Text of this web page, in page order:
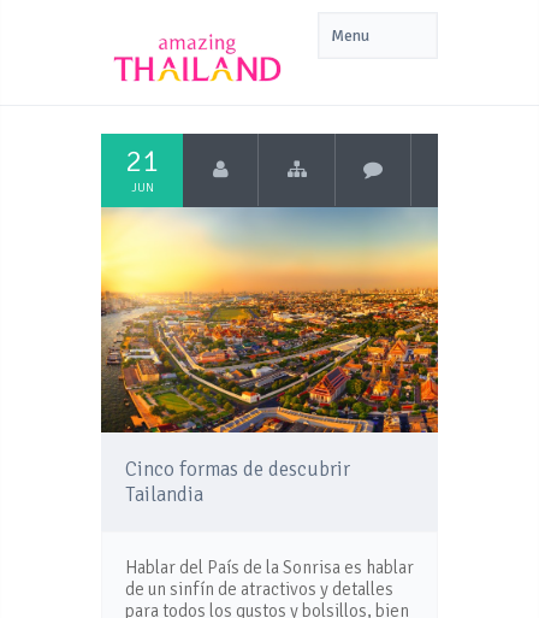
21
JUN
Cinco formas de descubrir
Tailandia
Hablar del País de la Sonrisa es hablar
de un sinfín de atractivos y detalles
para todos los gustos y bolsillos, bien